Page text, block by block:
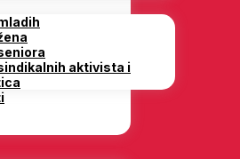
aktivista i